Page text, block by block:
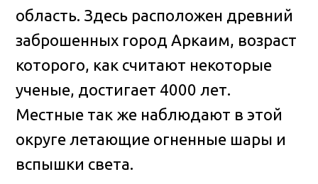
область. Здесь расположен древний
заброшенных город Аркаим, возраст
которого, как считают некоторые
ученые, достигает 4000 лет.
Местные так же наблюдают в этой
округе летающие огненные шары и
вспышки света.